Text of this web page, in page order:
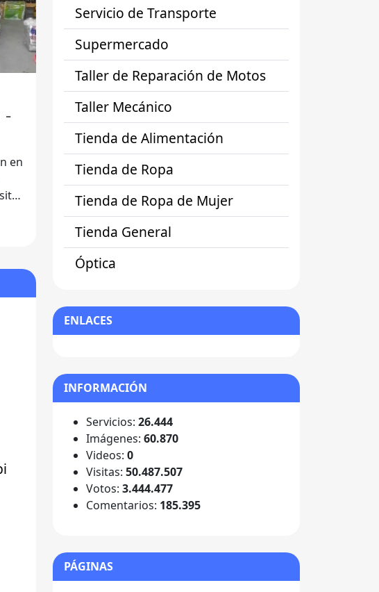
-
en
Servicio de Transporte
Supermercado
Taller de Reparación de Motos
Taller Mecánico
Tienda de Alimentación
Tienda de Ropa
Tienda de Ropa de Mujer
Tienda General
Óptica
ENLACES
INFORMACIÓN
Servicios: 26.444
Imágenes: 60.870
Videos: 0
Visitas: 50.487.507
Votos: 3.444.477
Comentarios: 185.395
PÁGINAS